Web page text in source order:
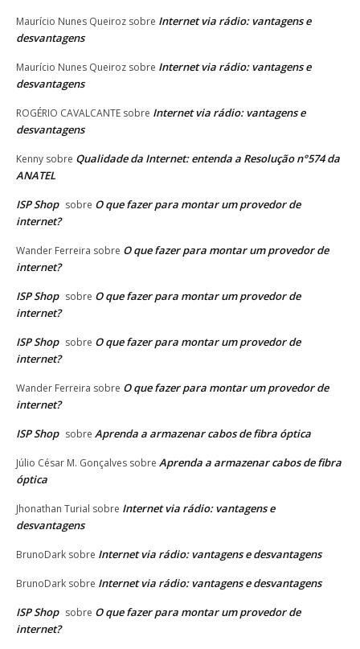
Maurício Nunes Queiroz sobre Internet via rádio: vantagens e
desvantagens
Maurício Nunes Queiroz sobre Internet via rádio: vantagens e
desvantagens
ROGÉRIO CAVALCANTE sobre Internet via rádio: vantagens e
desvantagens
Kenny sobre Qualidade da Internet: entenda a Resolução n°574 da
ANATEL
ISP Shop sobre O que fazer para montar um provedor de
internet?
Wander Ferreira sobre O que fazer para montar um provedor de
internet?
ISP Shop sobre O que fazer para montar um provedor de
internet?
ISP Shop sobre O que fazer para montar um provedor de
internet?
Wander Ferreira sobre O que fazer para montar um provedor de
internet?
ISP Shop sobre Aprenda a armazenar cabos de fibra óptica
Júlio César M. Gonçalves sobre Aprenda a armazenar cabos de fibra
óptica
Jhonathan Turial sobre Internet via rádio: vantagens e
desvantagens
BrunoDark sobre Internet via rádio: vantagens e desvantagens
BrunoDark sobre Internet via rádio: vantagens e desvantagens
ISP Shop sobre O que fazer para montar um provedor de
internet?